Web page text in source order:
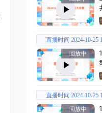
直播时间 2024-10-25
回放中
直播时间 2024-10-25
回放中